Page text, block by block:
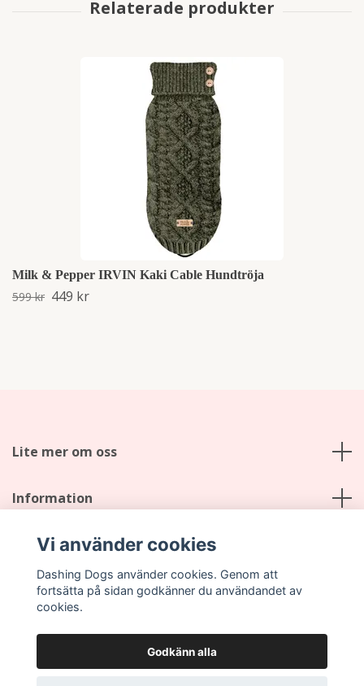
Milk & Pepper IRVIN Kaki Cable Hundtröja
599 kr 449 kr
Lite mer om oss
Information
Sociala medier
Vi använder cookies
Dashing Dogs använder cookies. Genom att
fortsätta på sidan godkänner du användandet av
cookies.
Godkänn alla